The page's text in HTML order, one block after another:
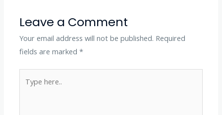
Leave a Comment
Your email address will not be published. Required
fields are marked*
here..